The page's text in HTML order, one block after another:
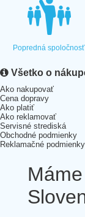
Popredná spoločnosť
Všetko o
Ako nakupovať
Cena dopravy
Ako platiť
Ako reklamovať
Servisné strediská
Obchodné podmienky
Reklamačné podmienky
Máme